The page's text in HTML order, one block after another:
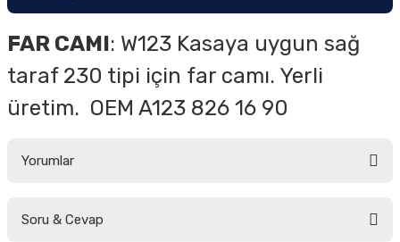
FAR CAMI: W123 Kasaya uygun sağ
taraf 230 tipi için far camı. Yerli
üretim. OEM A123 826 16 90
Yorumlar
Soru & Cevap